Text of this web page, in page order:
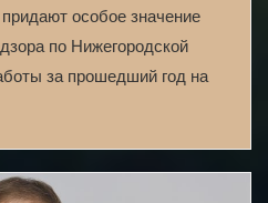
особое значение
по Нижегородской
за прошедший год на